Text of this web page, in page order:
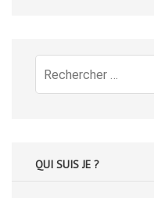
Recherche
pour
QUI SUIS JE ?